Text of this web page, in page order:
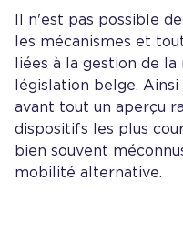
Il n'est pas possible
les mécanismes et
liées à la gestion de
législation belge.
avant tout un aperçu
dispositifs les plus
bien souvent
mobilité alternative.